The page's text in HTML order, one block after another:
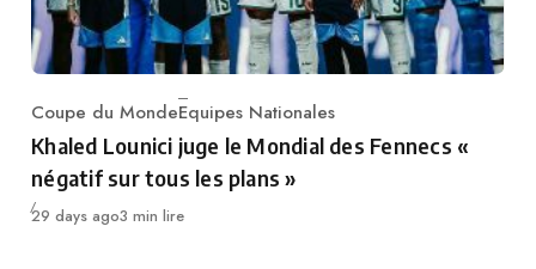
Category
Coupe du MondeEquipes Nationales
Khaled Lounici juge le Mondial des Fennecs «
négatif sur tous les plans »
Publié
29 days ago3 min lire